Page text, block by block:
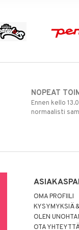
NOPEAT
Ennen kello
normaalisti
OMA PROFIILI
KYSYMYKSIÄ
OLEN
OTA